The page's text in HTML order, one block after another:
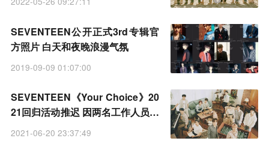
SEVENTEEN公开正式3rd专辑官
方照片 白天和夜晚浪漫气氛
2019-09-09 01:07:00
SEVENTEEN《Your Choice》20
21回归活动推迟 因两名工作人员新
冠确诊
2021-06-20 23:37:49